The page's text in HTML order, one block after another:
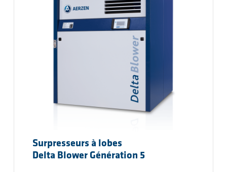
Surpresseurs à lobes
Delta Blower Génération 5